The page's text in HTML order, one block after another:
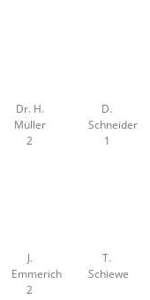
Dr. H.
Müller
2
D.
Schneider
1
J.
Emmerich
2
T.
Schiewe